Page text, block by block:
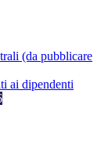
(da pubblicare
ai dipendenti